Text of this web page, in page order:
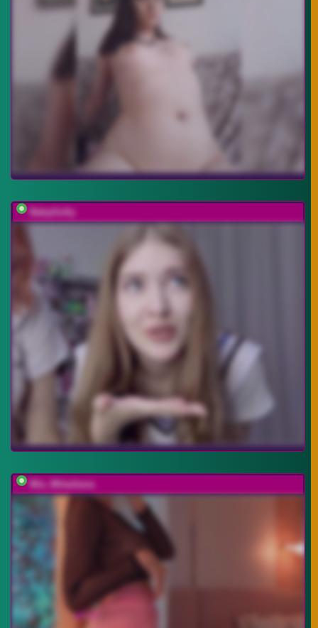
BabyGolly
Mia_Milasheva